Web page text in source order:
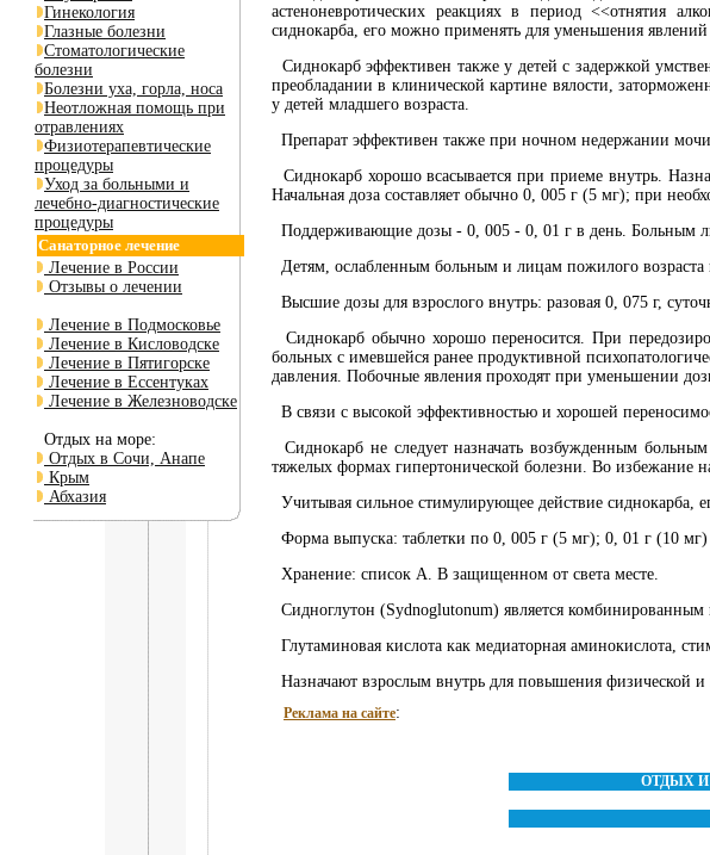
Гинекология
Глазные болезни
Стоматологические
болезни
Болезни уха, горла, носа
Неотложная помощь при
отравлениях
Физиотерапевтические
процедуры
Уход за больными и
лечебно-диагностические
процедуры
Санаторное лечение
Лечение в России
Отзывы о лечении
Лечение в Подмосковье
Лечение в Кисловодске
Лечение в Пятигорске
Лечение в Ессентуках
Лечение в Железноводске
Отдых на море:
Отдых в Сочи, Анапе
Крым
Абхазия
астеноневротических реакциях в период <<отнятия
сиднокарба, его можно применять для уменьшения
Сиднокарб эффективен также у детей с задержкой
преобладании в клинической картине вялости,
у детей младшего возраста.
Препарат эффективен также при ночном недержании
Сиднокарб хорошо всасывается при приеме внутрь.
Начальная доза составляет обычно 0, 005 г (5 мг); при
Поддерживающие дозы - 0, 005 - 0, 01 г в день. Больным
Детям, ослабленным больным и лицам пожилого возраста
Высшие дозы для взрослого внутрь: разовая 0, 075 г,
Сиднокарб обычно хорошо переносится. При
больных с имевшейся ранее продуктивной
давления. Побочные явления проходят при уменьшении
В связи с высокой эффективностью и хорошей
Сиднокарб не следует назначать возбужденным
тяжелых формах гипертонической болезни. Во избежание
Учитывая сильное стимулирующее действие сиднокарба,
Форма выпуска: таблетки по 0, 005 г (5 мг); 0, 01 г (10
Хранение: список А. В защищенном от света месте.
Сидноглутон (Sydnoglutonum) является
Глутаминовая кислота как медиаторная аминокислота,
Назначают взрослым внутрь для повышения физической и
Реклама на сайте:
ОТДЫХ И